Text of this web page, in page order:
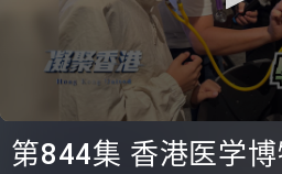
seconds
of